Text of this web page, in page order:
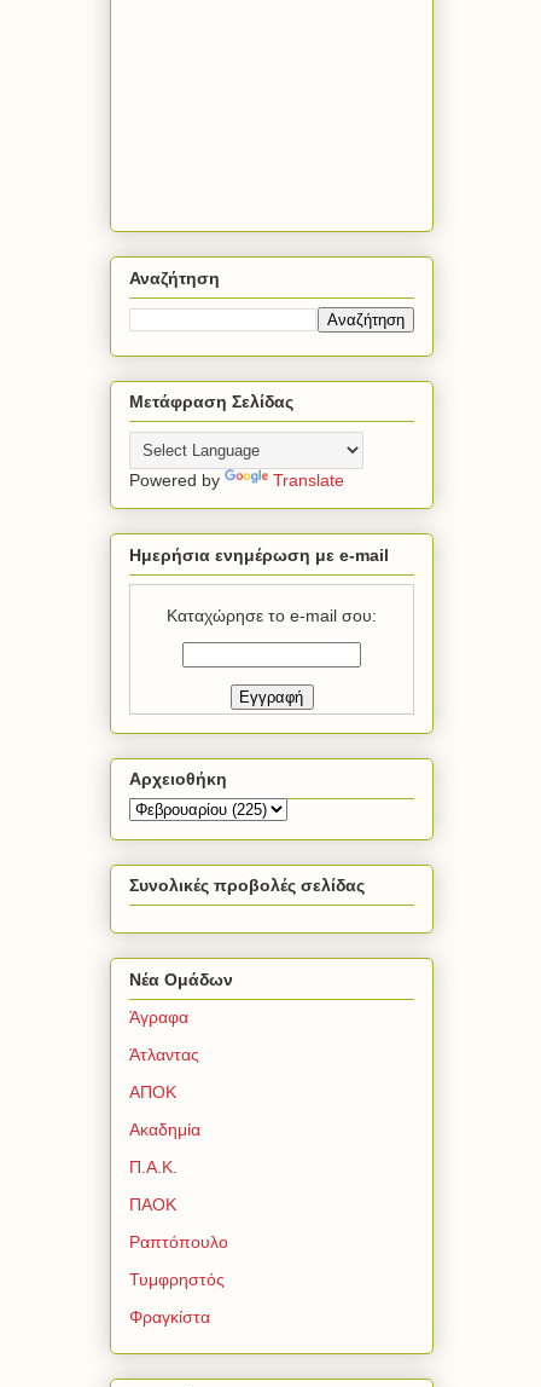
Αναζήτηση
Μετάφραση Σελίδας
Powered by Translate
Ημερήσια ενημέρωση με e-mail
Καταχώρησε το e-mail σου:
Αρχειοθήκη
Συνολικές προβολές σελίδας
Νέα Ομάδων
Άγραφα
Άτλαντας
ΑΠΟΚ
Ακαδημία
Π.Α.Κ.
ΠΑΟΚ
Ραπτόπουλο
Τυμφρηστός
Φραγκίστα